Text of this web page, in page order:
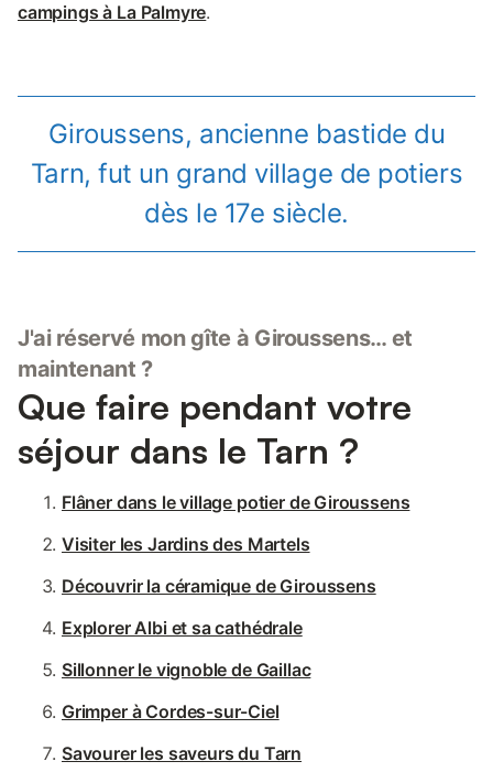
campings à La Palmyre.
Giroussens, ancienne bastide du
Tarn, fut un grand village de potiers
dès le 17e siècle.
J'ai réservé mon gîte à Giroussens… et
maintenant ?
Que faire pendant votre
séjour dans le Tarn ?
Flâner dans le village potier de Giroussens
Visiter les Jardins des Martels
Découvrir la céramique de Giroussens
Explorer Albi et sa cathédrale
Sillonner le vignoble de Gaillac
Grimper à Cordes-sur-Ciel
Savourer les saveurs du Tarn